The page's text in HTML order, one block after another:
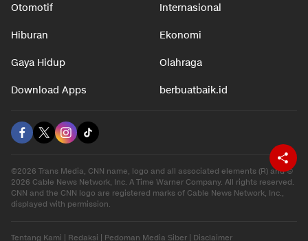
Otomotif Internasional
Hiburan Ekonomi
Gaya Hidup Olahraga
Download Apps berbuatbaik.id
©2026 Trans Media, CNN name, logo and all associated elements (R) and ©
2026 Cable News Network, Inc. A Time Warner Company. All rights reserved.
CNN and the CNN logo are registered marks of Cable News Network, Inc.,
displayed with permission.
Tentang Kami Redaksi Pedoman Media Siber Disclaimer